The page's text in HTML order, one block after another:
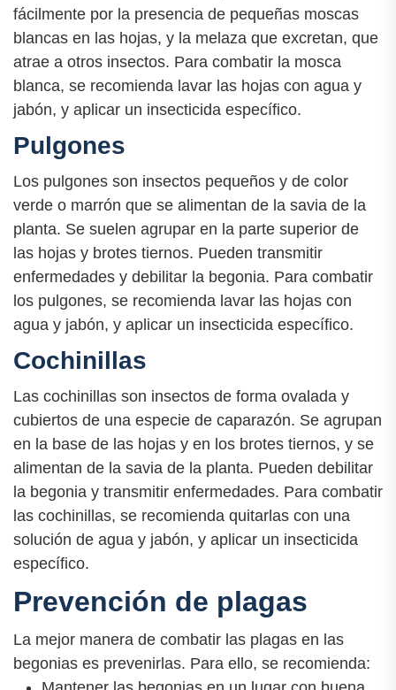
fácilmente por la presencia de pequeñas moscas
blancas en las hojas, y la melaza que excretan, que
atrae a otros insectos. Para combatir la mosca
blanca, se recomienda lavar las hojas con agua y
jabón, y aplicar un insecticida específico.
Pulgones
Los pulgones son insectos pequeños y de color
verde o marrón que se alimentan de la savia de la
planta. Se suelen agrupar en la parte superior de
las hojas y brotes tiernos. Pueden transmitir
enfermedades y debilitar la begonia. Para combatir
los pulgones, se recomienda lavar las hojas con
agua y jabón, y aplicar un insecticida específico.
Cochinillas
Las cochinillas son insectos de forma ovalada y
cubiertos de una especie de caparazón. Se agrupan
en la base de las hojas y en los brotes tiernos, y se
alimentan de la savia de la planta. Pueden debilitar
la begonia y transmitir enfermedades. Para combatir
las cochinillas, se recomienda quitarlas con una
solución de agua y jabón, y aplicar un insecticida
específico.
Prevención de plagas
La mejor manera de combatir las plagas en las
begonias es prevenirlas. Para ello, se recomienda: